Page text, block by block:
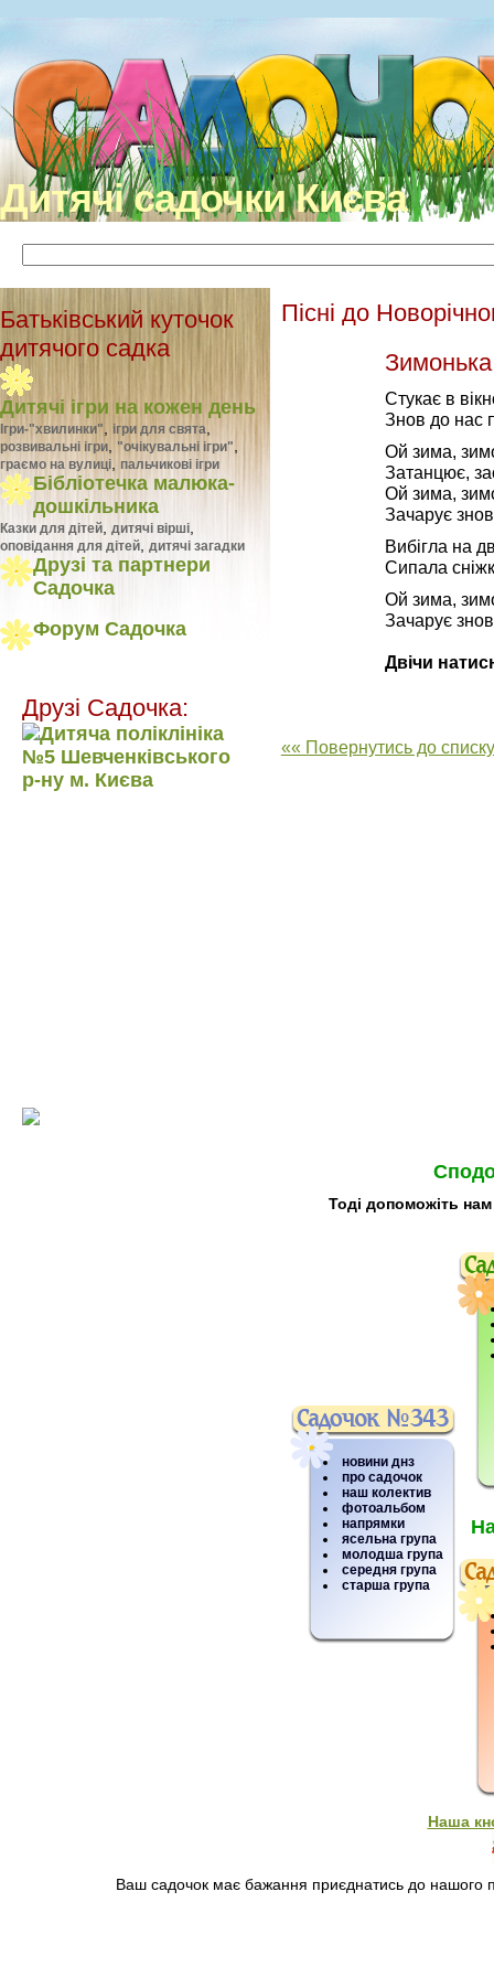
Дитячі садочки Києва
Батьківський куточок
дитячого садка
Дитячі ігри на кожен день
Ігри-"хвилинки" ігри для свята
розвивальні ігри "очікувальні ігри"
граємо на вулиці пальчикові ігри
Бібліотечка малюка-
дошкільника
Казки для дітей дитячі вірші
оповідання для дітей дитячі загадки
Друзі та партнери
Садочка
Форум Садочка
Друзі Садочка:
Пісні до
Зимонька
Стукає в
Знов до нас
Ой зима,
Затанцює,
Ой зима,
Зачарує
Вибігла на
Сипала
Ой зима,
Зачарує
Двічи
«« Повернутись до
Тоді допоможіть
новини днз
про садочок
наш колектив
фотоальбом
напрямки
ясельна група
молодша група
середня група
старша група
Наша
Ваш садочок має бажання приєднатись до нашого